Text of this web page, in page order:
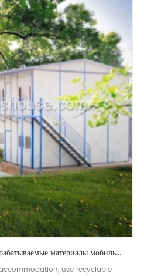
широко используемые перерабатываемые материалы мобильный сборный дом для размещения
use recyclable